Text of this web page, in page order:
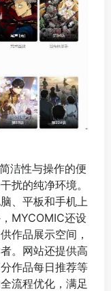
洁性与操作的便
扰的纯净环境。
、平板和手机上
MYCOMIC还设
作品展示空间，
。网站还提供高
作品每日推荐等
流程优化，满足